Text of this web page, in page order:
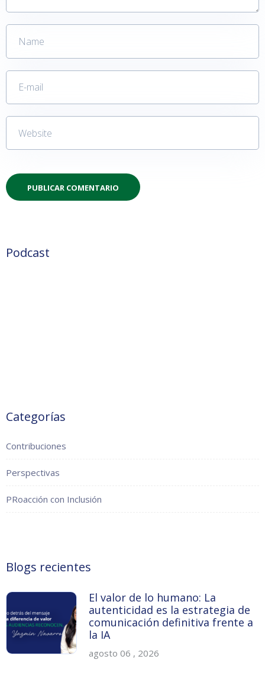
Podcast
Categorías
Contribuciones
Perspectivas
PRoacción con Inclusión
Blogs recientes
El valor de lo humano: La
autenticidad es la estrategia de
comunicación definitiva frente a
la IA
agosto 06 , 2026